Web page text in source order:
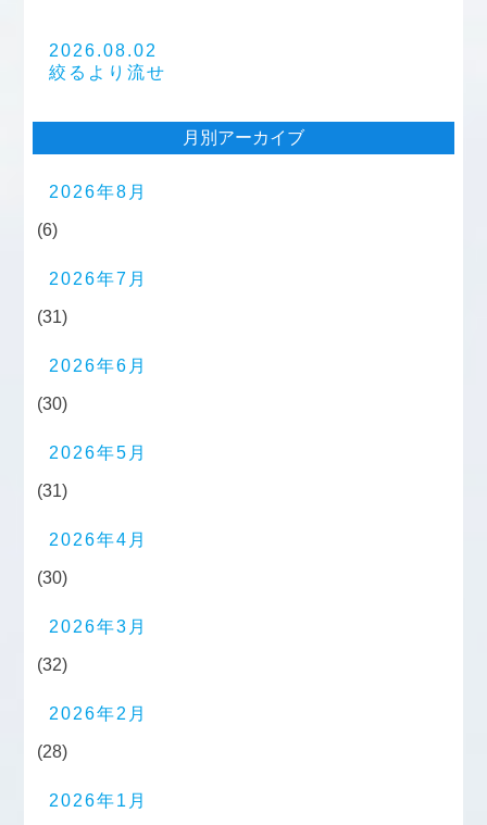
2026.08.02
絞るより流せ
月別アーカイブ
2026年8月
(6)
2026年7月
(31)
2026年6月
(30)
2026年5月
(31)
2026年4月
(30)
2026年3月
(32)
2026年2月
(28)
2026年1月